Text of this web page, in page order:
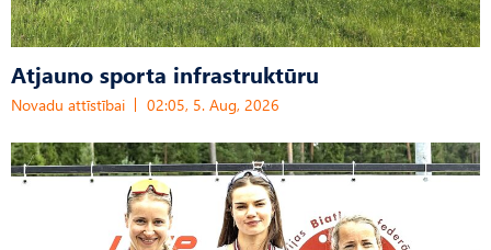
Atjauno sporta infrastruktūru
Novadu attīstībai 02:05, 5. Aug, 2026